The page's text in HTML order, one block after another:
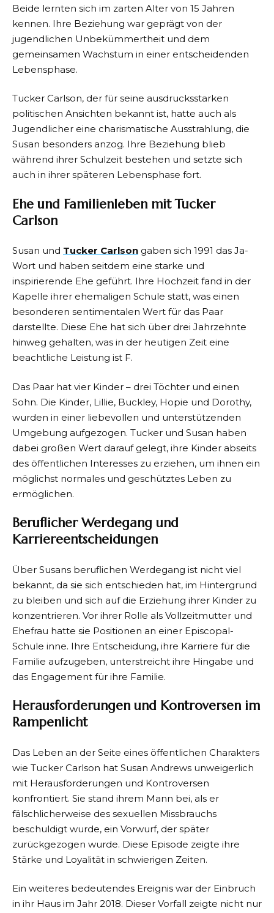
Beide lernten sich im zarten Alter von 15 Jahren
kennen. Ihre Beziehung war geprägt von der
jugendlichen Unbekümmertheit und dem
gemeinsamen Wachstum in einer entscheidenden
Lebensphase.
Tucker Carlson, der für seine ausdrucksstarken
politischen Ansichten bekannt ist, hatte auch als
Jugendlicher eine charismatische Ausstrahlung, die
Susan besonders anzog. Ihre Beziehung blieb
während ihrer Schulzeit bestehen und setzte sich
auch in ihrer späteren Lebensphase fort.
Ehe und Familienleben mit Tucker
Carlson
Susan und Tucker Carlson gaben sich 1991 das Ja-
Wort und haben seitdem eine starke und
inspirierende Ehe geführt. Ihre Hochzeit fand in der
Kapelle ihrer ehemaligen Schule statt, was einen
besonderen sentimentalen Wert für das Paar
darstellte. Diese Ehe hat sich über drei Jahrzehnte
hinweg gehalten, was in der heutigen Zeit eine
beachtliche Leistung ist F.
Das Paar hat vier Kinder – drei Töchter und einen
Sohn. Die Kinder, Lillie, Buckley, Hopie und Dorothy,
wurden in einer liebevollen und unterstützenden
Umgebung aufgezogen. Tucker und Susan haben
dabei großen Wert darauf gelegt, ihre Kinder abseits
des öffentlichen Interesses zu erziehen, um ihnen ein
möglichst normales und geschütztes Leben zu
ermöglichen.
Beruflicher Werdegang und
Karriereentscheidungen
Über Susans beruflichen Werdegang ist nicht viel
bekannt, da sie sich entschieden hat, im Hintergrund
zu bleiben und sich auf die Erziehung ihrer Kinder zu
konzentrieren. Vor ihrer Rolle als Vollzeitmutter und
Ehefrau hatte sie Positionen an einer Episcopal-
Schule inne. Ihre Entscheidung, ihre Karriere für die
Familie aufzugeben, unterstreicht ihre Hingabe und
das Engagement für ihre Familie.
Herausforderungen und Kontroversen im
Rampenlicht
Das Leben an der Seite eines öffentlichen Charakters
wie Tucker Carlson hat Susan Andrews unweigerlich
mit Herausforderungen und Kontroversen
konfrontiert. Sie stand ihrem Mann bei, als er
fälschlicherweise des sexuellen Missbrauchs
beschuldigt wurde, ein Vorwurf, der später
zurückgezogen wurde. Diese Episode zeigte ihre
Stärke und Loyalität in schwierigen Zeiten.
Ein weiteres bedeutendes Ereignis war der Einbruch
in ihr Haus im Jahr 2018. Dieser Vorfall zeigte nicht nur